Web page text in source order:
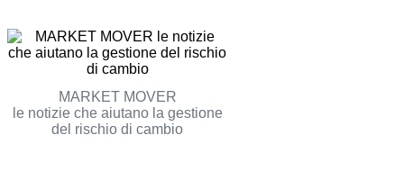
MARKET MOVER
le notizie che aiutano la gestione
del rischio di cambio